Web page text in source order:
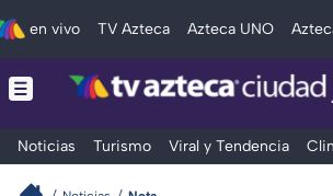
en vivo TV Azteca Azteca UNO
Noticias Turismo Viral y Tendencia